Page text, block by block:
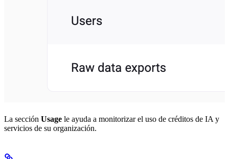
La sección Usage le ayuda a monitorizar el uso de créditos de IA y
servicios de su organización.